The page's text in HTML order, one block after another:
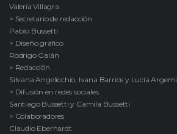
Valeria Villagra
> Secretario de redacción
Pablo Bussetti
> Diseño gráfico
Rodrigo Galán
> Redacción
Silvana Angelicchio, Ivana Barrios y Lucía Argemi
> Difusión en redes sociales
Santiago Bussetti y Camila Bussetti
> Colaboradores
Claudio Eberhardt